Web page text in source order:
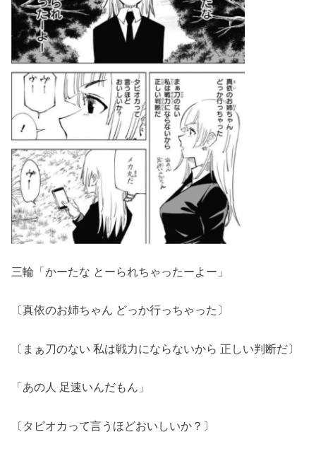
三輪「かーたな とーられちゃったーよー」
〔真依のお姉ちゃん どっか行っちゃった〕
〔まぁ刀のない 私は戦力にならないから 正しい判断だ〕
「あの人 足速いんだもん」
〔タピオカって言うほどおいしいか？〕